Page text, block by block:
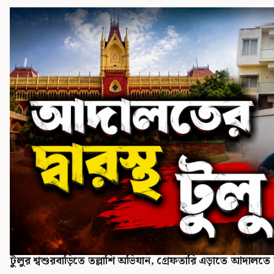
টুলুর শ্বশুরবাড়িতে তল্লাশি অভিযান, গ্রেফতারি এড়াতে